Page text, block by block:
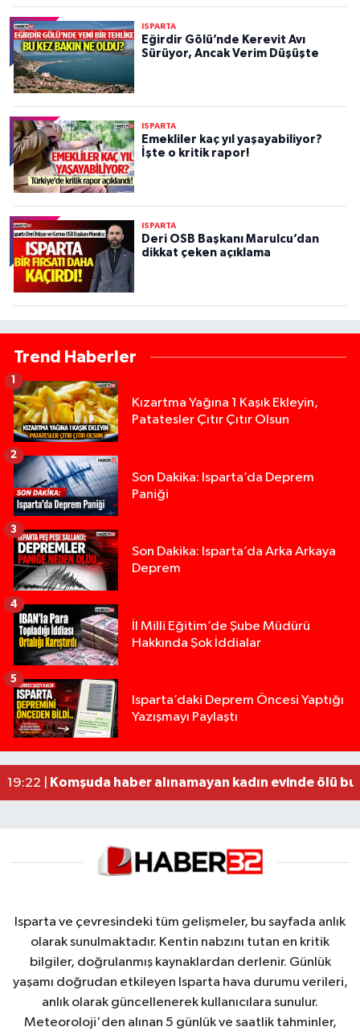
ISPARTA
Eğirdir Gölü’nde Kerevit Avı
Sürüyor, Ancak Verim Düşüşte
ISPARTA
Emekliler kaç yıl yaşayabiliyor?
İşte o kritik rapor!
ISPARTA
Deri OSB Başkanı Marulcu’dan
dikkat çeken açıklama
Trend Haberler
Kızartma Yağına 1 Kaşık Ekleyin,
Patatesler Çıtır Çıtır Olsun
1
Son Dakika: Isparta’da Deprem
Paniği
2
Son Dakika: Isparta’da Arka Arkaya
Deprem
3
İl Milli Eğitim’de Şube Müdürü
Hakkında Şok İddialar
4
Isparta’daki Deprem Öncesi Yaptığı
Yazışmayı Paylaştı
5
13:00 |Yığılca'da kardeşler arasındaki silahlı kavgada
12:48 |Tur teknesi çalışanlarının birbirine girdiği kavga
02:26 |MOTOSİKLETLE ÇARPIŞAN OTOMOBİL GÜL
19:22 |
Komşuda haber alınamayan kadın evinde ölü
Isparta ve çevresindeki tüm gelişmeler, bu sayfada anlık
olarak sunulmaktadır. Kentin nabzını tutan en kritik
bilgiler, doğrulanmış kaynaklardan derlenir. Günlük
yaşamı doğrudan etkileyen Isparta hava durumu verileri,
anlık olarak güncellenerek kullanıcılara sunulur.
Meteoroloji'den alınan 5 günlük ve saatlik tahminler,